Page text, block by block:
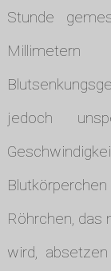
Stunde
jedoch
Röhrchen, das
wird,